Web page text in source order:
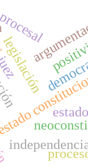
legislación